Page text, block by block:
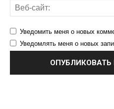
Уведомить меня о новых
Уведомлять меня о новых